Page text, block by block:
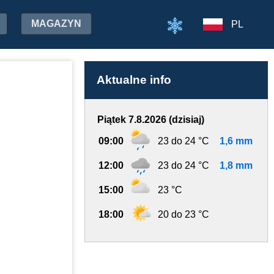
MAGAZYN PL
Aktualne info
Piątek 7.8.2026 (dzisiaj)
09:00 23 do 24 °C 1,6 mm
12:00 23 do 24 °C 1,8 mm
15:00 23 °C
18:00 20 do 23 °C